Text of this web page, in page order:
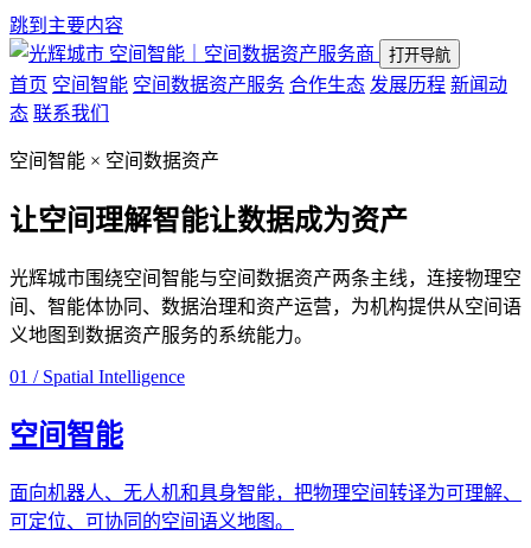
跳到主要内容
空间智能｜空间数据资产服务商
打开导航
首页 空间智能 空间数据资产服务 合作生态 发展历程 新闻动
态 联系我们
空间智能 × 空间数据资产
让空间理解智能让数据成为资产
光辉城市围绕空间智能与空间数据资产两条主线，连接物理空
间、智能体协同、数据治理和资产运营，为机构提供从空间语
义地图到数据资产服务的系统能力。
01 / Spatial Intelligence
空间智能
面向机器人、无人机和具身智能，把物理空间转译为可理解、
可定位、可协同的空间语义地图。